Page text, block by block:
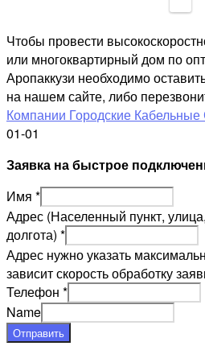
Чтобы провести
или многоквартирный дом по
Аропаккузи необходимо
на нашем сайте, либо
Компании Городские Кабельные
01-01
Заявка на быстрое
Имя *
Адрес (Населенный пункт,
долгота) *
Адрес нужно указать
зависит скорость обработку
Телефон *
Name
Отправить